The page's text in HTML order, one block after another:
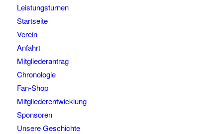
Leistungsturnen
Startseite
Verein
Anfahrt
Mitgliederantrag
Chronologie
Fan-Shop
Mitgliederentwicklung
Sponsoren
Unsere Geschichte